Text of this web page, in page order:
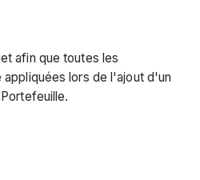
afin que toutes les
lors de l'ajout d'un